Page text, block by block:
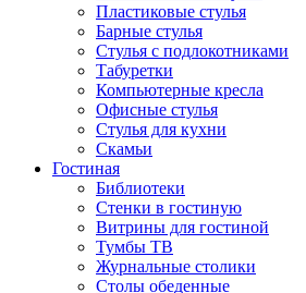
Пластиковые стулья
Барные стулья
Стулья с подлокотниками
Табуретки
Компьютерные кресла
Офисные стулья
Стулья для кухни
Скамьи
Гостиная
Библиотеки
Стенки в гостиную
Витрины для гостиной
Тумбы ТВ
Журнальные столики
Столы обеденные